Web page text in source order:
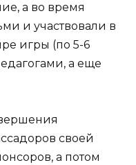
а во время
и участвовали в
игры (по 5-6
а еще
своей
а потом